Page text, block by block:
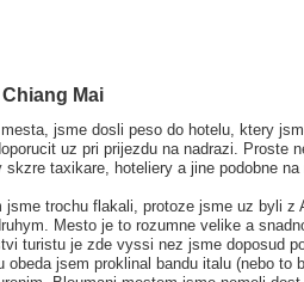
Mai
jsme dosli peso do hotelu, ktery
uz pri prijezdu na nadrazi. Proste
taxikare, hoteliery a jine podobne
jsme trochu flakali, protoze jsme uz byli z
Mesto je to rozumne velike a
turistu je zde vyssi nez jsme doposud
obeda jsem proklinal bandu italu (nebo to